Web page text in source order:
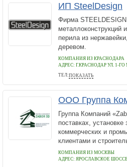
ИП SteelDesign
Фирма STEELDESIGN
металлоконструкций
перила из
деревом.
КОМПАНИЯ ИЗ КРАСНОДАРА
АДРЕС: Г.КРАСНОДАР УЛ. 1-ГО
ТЕЛ:ПОКАЗАТЬ
+7 (900) 289-03-66
ООО Группа
Группа Компаний
поставках,
коммерческих и
клиентами и
КОМПАНИЯ ИЗ МОСКВЫ
АДРЕС: ЯРОСЛАВСКОЕ